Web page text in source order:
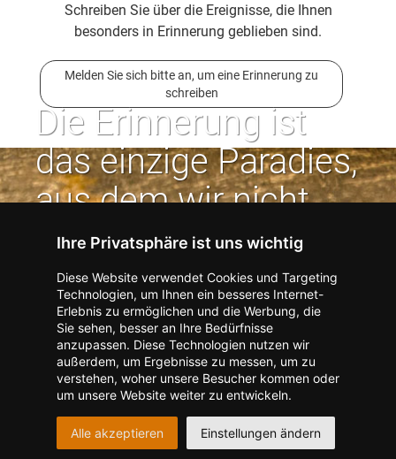
Ihre Privatsphäre ist uns wichtig
Diese Website verwendet Cookies und Targeting
Technologien, um Ihnen ein besseres Internet-
Erlebnis zu ermöglichen und die Werbung, die
Sie sehen, besser an Ihre Bedürfnisse
anzupassen. Diese Technologien nutzen wir
außerdem, um Ergebnisse zu messen, um zu
verstehen, woher unsere Besucher kommen oder
um unsere Website weiter zu entwickeln.
Alle akzeptieren Einstellungen ändern
Schreiben Sie über die Ereignisse, die Ihnen
besonders in Erinnerung geblieben sind.
Melden Sie sich bitte an, um eine Erinnerung zu
schreiben
Die Erinnerung ist
das einzige Paradies,
aus dem wir nicht
vertrieben werden
können. | Jean Paul
Kontakt zum Verlag aufnehmen Missbrauch melden
Impressum Datenschutz
Barrierefreiheit
Barriere melden
m
A
c
c
e
Accessibility-Modus aktivieren
I
m
K
o
n
Kontrastmodus aktivieren
Hilfe
eigenes Gedenkportal erstellen
Vertrag widerrufen